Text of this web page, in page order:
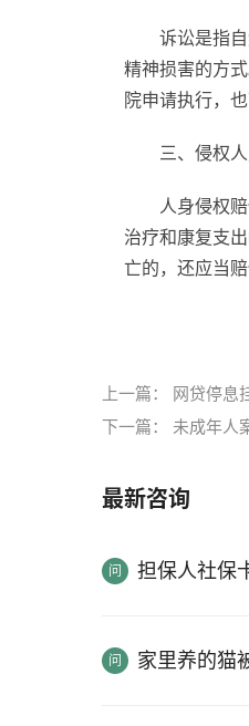
诉讼是指
精神损害的方
院申请执行，
三、侵权
人身侵权
治疗和康复支
亡的，还应当
上一篇： 网贷停息
下一篇： 未成年人
最新咨询
担保人社保
家里养的猫